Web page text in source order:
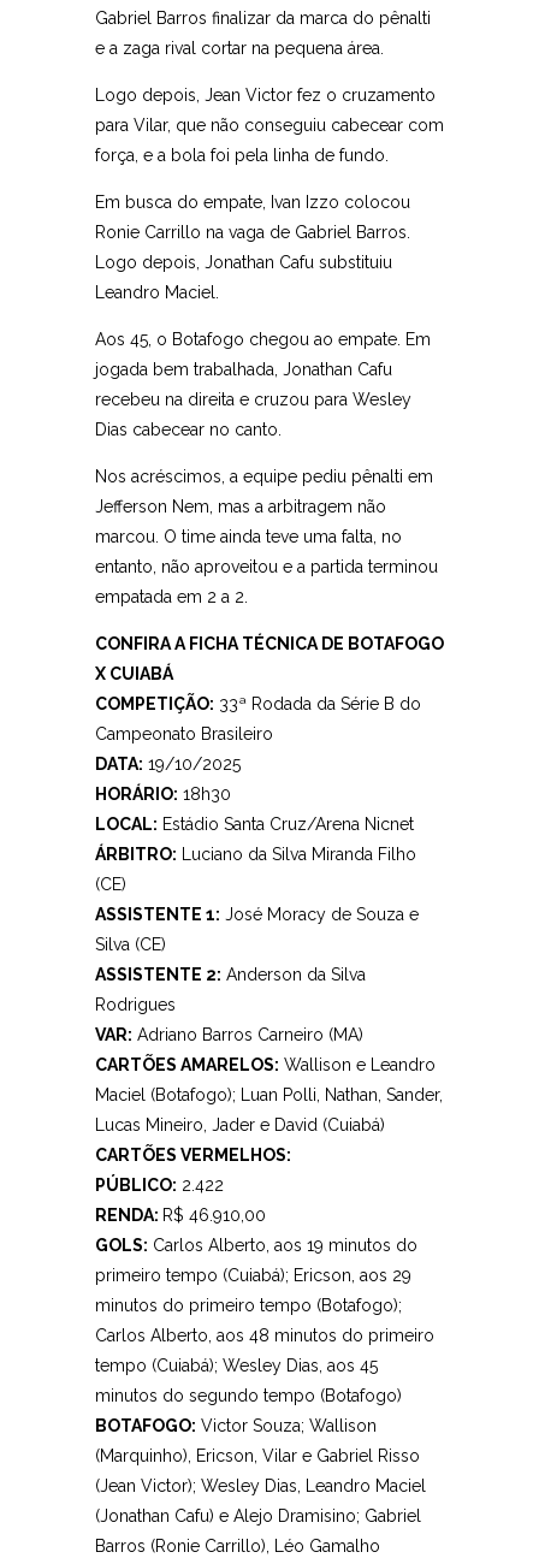
Gabriel Barros finalizar da marca do pênalti
e a zaga rival cortar na pequena área.
Logo depois, Jean Victor fez o cruzamento
para Vilar, que não conseguiu cabecear com
força, e a bola foi pela linha de fundo.
Em busca do empate, Ivan Izzo colocou
Ronie Carrillo na vaga de Gabriel Barros.
Logo depois, Jonathan Cafu substituiu
Leandro Maciel.
Aos 45, o Botafogo chegou ao empate. Em
jogada bem trabalhada, Jonathan Cafu
recebeu na direita e cruzou para Wesley
Dias cabecear no canto.
Nos acréscimos, a equipe pediu pênalti em
Jefferson Nem, mas a arbitragem não
marcou. O time ainda teve uma falta, no
entanto, não aproveitou e a partida terminou
empatada em 2 a 2.
CONFIRA A FICHA TÉCNICA DE BOTAFOGO
X CUIABÁ
COMPETIÇÃO: 33ª Rodada da Série B do
Campeonato Brasileiro
DATA: 19/10/2025
HORÁRIO: 18h30
LOCAL: Estádio Santa Cruz/Arena Nicnet
ÁRBITRO: Luciano da Silva Miranda Filho
(CE)
ASSISTENTE 1: José Moracy de Souza e
Silva (CE)
ASSISTENTE 2: Anderson da Silva
Rodrigues
VAR: Adriano Barros Carneiro (MA)
CARTÕES AMARELOS: Wallison e Leandro
Maciel (Botafogo); Luan Polli, Nathan, Sander,
Lucas Mineiro, Jader e David (Cuiabá)
CARTÕES VERMELHOS:
PÚBLICO: 2.422
RENDA: R$ 46.910,00
GOLS: Carlos Alberto, aos 19 minutos do
primeiro tempo (Cuiabá); Ericson, aos 29
minutos do primeiro tempo (Botafogo);
Carlos Alberto, aos 48 minutos do primeiro
tempo (Cuiabá); Wesley Dias, aos 45
minutos do segundo tempo (Botafogo)
BOTAFOGO: Victor Souza; Wallison
(Marquinho), Ericson, Vilar e Gabriel Risso
(Jean Victor); Wesley Dias, Leandro Maciel
(Jonathan Cafu) e Alejo Dramisino; Gabriel
Barros (Ronie Carrillo), Léo Gamalho